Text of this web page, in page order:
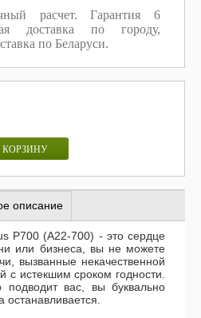
расчет. Гарантия 6
доставка по городу,
по Беларуси.
КОРЗИНУ
описание
P700 (A22-700) - это сердце
или бизнеса, вы не можете
вызванные некачественной
с истекшим сроком годности.
подводит вас, вы буквально